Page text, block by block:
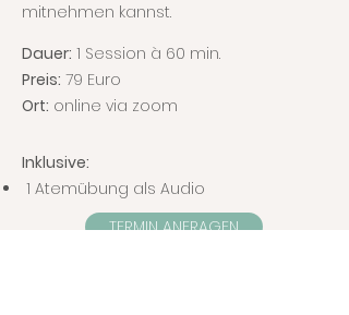
mitnehmen kannst.
Dauer: 1 Session à 60 min.
Preis: 79 Euro
Ort: online via zoom
Inklusive:
1 Atemübung als Audio
TERMIN ANFRAGEN